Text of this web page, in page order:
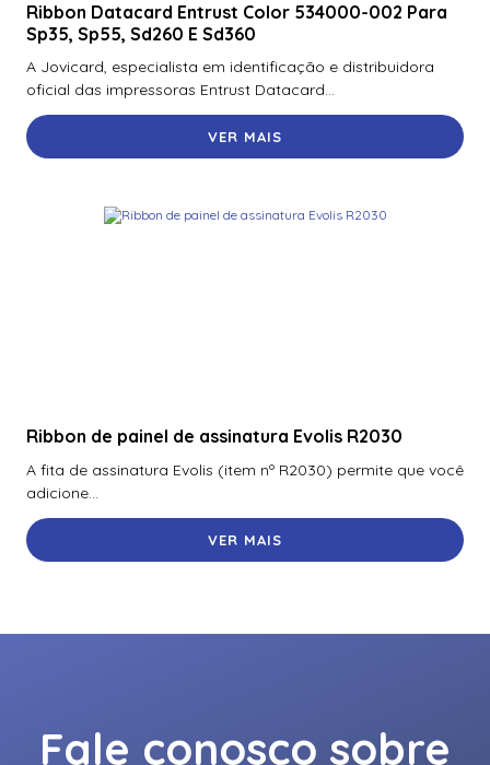
Ribbon Datacard Entrust Color 534000-002 Para
Sp35, Sp55, Sd260 E Sd360
A Jovicard, especialista em identificação e distribuidora
oficial das impressoras Entrust Datacard...
VER MAIS
Ribbon de painel de assinatura Evolis R2030
A fita de assinatura Evolis (item nº R2030) permite que você
adicione...
VER MAIS
Fale conosco sobre